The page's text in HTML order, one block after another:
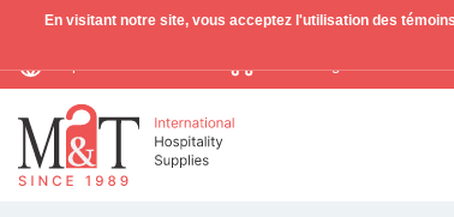
En visitant notre site, vous acceptez l'utilisation des